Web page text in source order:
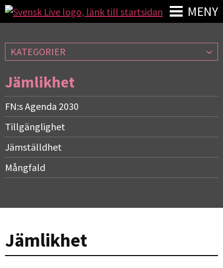
MENY
KATEGORIER
Jämlikhet
FN:s Agenda 2030
Tillgänglighet
Jämställdhet
Mångfald
Jämlikhet